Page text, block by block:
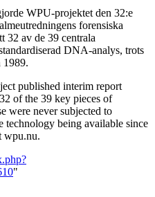
WPU-projektet den 32:e
forensiska
32 av de 39 centrala
DNA-analys, trots
1989.
published interim report
of the 39 key pieces of
were never subjected to
technology being available since
wpu.nu.
"